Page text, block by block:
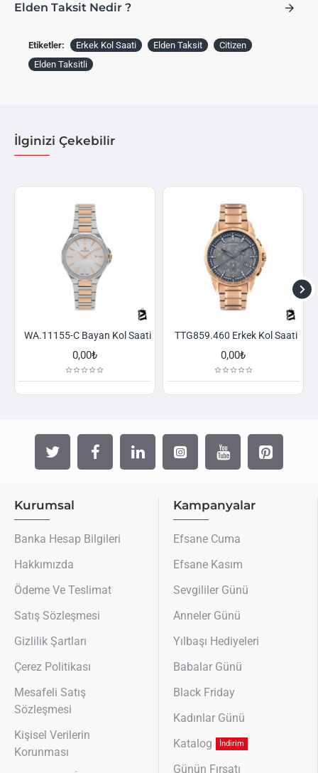
Elden Taksit Nedir ?
Etiketler: Erkek Kol Saati Elden Taksit
Citizen
Elden Taksitli
İlginizi Çekebilir
WA.11155-C Bayan Kol Saati
0,00₺
TTG859.460 Erkek Kol Saati
0,00₺
Kurumsal
Banka Hesap Bilgileri
Hakkımızda
Ödeme Ve Teslimat
Satış Sözleşmesi
Gizlilik Şartları
Çerez Politikası
Mesafeli Satış
Sözleşmesi
Kişisel Verilerin
Korunması
Kampanyalar
Efsane Cuma
Efsane Kasım
Sevgililer Günü
Anneler Günü
Yılbaşı Hediyeleri
Babalar Günü
Black Friday
Kadınlar Günü
Katalog
İndirim
Günün Fırsatı